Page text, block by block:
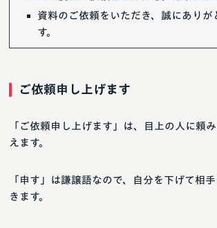
資料のご依頼をいただき、誠にありが
す。
ご依頼申し上げます
「ご依頼申し上げます」は、目上の人に頼
えます。
「申す」は謙譲語なので、自分を下げて相
きます。